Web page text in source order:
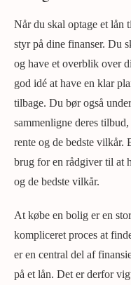
Når du skal optage et lån
styr på dine finanser. Du
og have et overblik over
god idé at have en klar
tilbage. Du bør også
sammenligne deres
rente og de bedste vilkår.
brug for en rådgiver til at
og de bedste vilkår.
At købe en bolig er en
kompliceret proces at
er en central del af
på et lån. Det er derfor